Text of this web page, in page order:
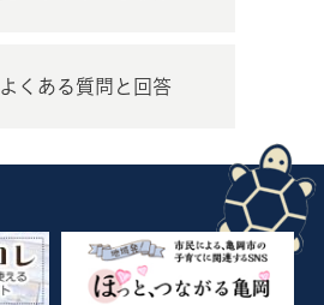
よくある質問と回答